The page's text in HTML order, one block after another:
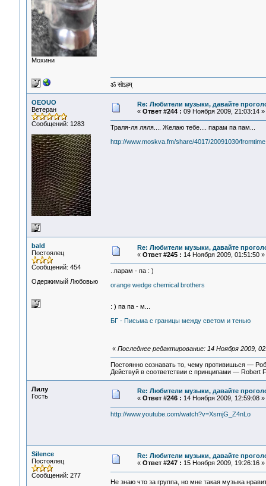
Мохини
ॐ सोऽहम्
OEOUO
Ветеран
Сообщений: 1283
Re: Любители музыки, давайте
« Ответ #244 : 09 Ноября 2009, 21:03:14 »
Траля-ля ляля.... Желаю тебе.... парам па пам...
http://www.moskva.fm/share/4017/20091030/
bald
Постоялец
Сообщений: 454
Одержимый Любовью
Re: Любители музыки, давайте
« Ответ #245 : 14 Ноября 2009, 01:51:50 »
..парам - па : )
orange wedge chemical brothers
: ) па па - м...
БГ - Письма с границы между светом и тенью
« Последнее редактирование: 14 Ноября 2009,
Постоянно сознавать то, чему противишься —
Действуй в соответствии с принципами — Robert
Лилу
Гость
Re: Любители музыки, давайте
« Ответ #246 : 14 Ноября 2009, 12:59:08 »
http://www.youtube.com/watch?v=XsmjG_Z4nLo
Silence
Постоялец
Сообщений: 277
Re: Любители музыки, давайте
« Ответ #247 : 15 Ноября 2009, 19:26:16 »
Не знаю что за группа, но мне такая музыка